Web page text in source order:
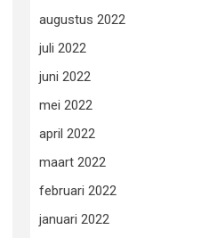
augustus 2022
juli 2022
juni 2022
mei 2022
april 2022
maart 2022
februari 2022
januari 2022